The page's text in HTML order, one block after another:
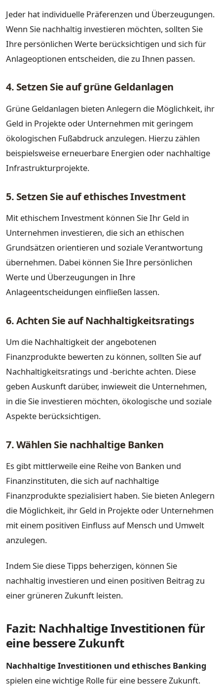
Jeder hat individuelle Präferenzen und Überzeugungen.
Wenn Sie nachhaltig investieren möchten, sollten Sie
Ihre persönlichen Werte berücksichtigen und sich für
Anlageoptionen entscheiden, die zu Ihnen passen.
4. Setzen Sie auf grüne Geldanlagen
Grüne Geldanlagen bieten Anlegern die Möglichkeit, ihr
Geld in Projekte oder Unternehmen mit geringem
ökologischen Fußabdruck anzulegen. Hierzu zählen
beispielsweise erneuerbare Energien oder nachhaltige
Infrastrukturprojekte.
5. Setzen Sie auf ethisches Investment
Mit ethischem Investment können Sie Ihr Geld in
Unternehmen investieren, die sich an ethischen
Grundsätzen orientieren und soziale Verantwortung
übernehmen. Dabei können Sie Ihre persönlichen
Werte und Überzeugungen in Ihre
Anlageentscheidungen einfließen lassen.
6. Achten Sie auf Nachhaltigkeitsratings
Um die Nachhaltigkeit der angebotenen
Finanzprodukte bewerten zu können, sollten Sie auf
Nachhaltigkeitsratings und -berichte achten. Diese
geben Auskunft darüber, inwieweit die Unternehmen,
in die Sie investieren möchten, ökologische und soziale
Aspekte berücksichtigen.
7. Wählen Sie nachhaltige Banken
Es gibt mittlerweile eine Reihe von Banken und
Finanzinstituten, die sich auf nachhaltige
Finanzprodukte spezialisiert haben. Sie bieten Anlegern
die Möglichkeit, ihr Geld in Projekte oder Unternehmen
mit einem positiven Einfluss auf Mensch und Umwelt
anzulegen.
Indem Sie diese Tipps beherzigen, können Sie
nachhaltig investieren und einen positiven Beitrag zu
einer grüneren Zukunft leisten.
Fazit: Nachhaltige Investitionen für
eine bessere Zukunft
Nachhaltige Investitionen und ethisches Banking
spielen eine wichtige Rolle für eine bessere Zukunft.